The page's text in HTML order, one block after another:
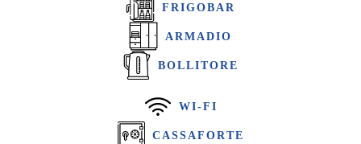
FRIGOBAR
ARMADIO
BOLLITORE
WI-FI
CASSAFORTE